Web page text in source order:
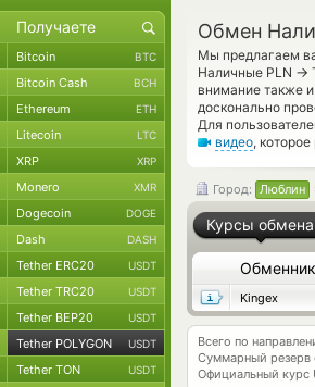
Обмен
Мы предлагаем
Наличные PLN →
внимание также
досконально
Для
видео,
Город: Люблин
Курсы обмена
Обменник
Kingex
Всего по
Суммарный резерв
Официальный курс
Bitcoin BTC
Bitcoin Cash BCH
Ethereum ETH
Litecoin LTC
XRP XRP
Monero XMR
Dogecoin DOGE
Dash DASH
Tether ERC20 USDT
Tether TRC20 USDT
Tether BEP20 USDT
Tether POLYGON USDT
Tether TON USDT